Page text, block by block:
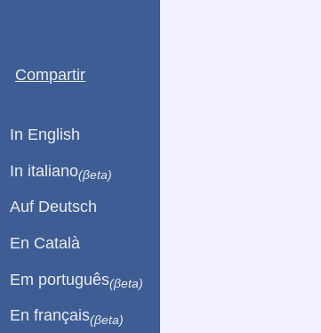
Compartir
In English
In italiano(βeta)
Auf Deutsch
En Català
Em português(βeta)
En français(βeta)